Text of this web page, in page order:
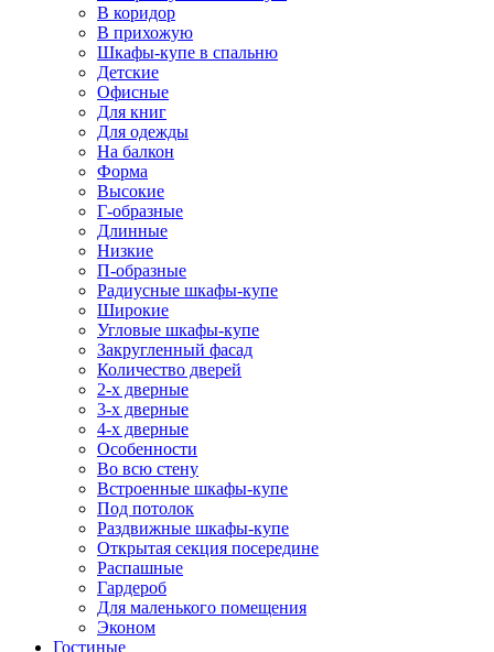
В коридор
В прихожую
Шкафы-купе в спальню
Детские
Офисные
Для книг
Для одежды
На балкон
Форма
Высокие
Г-образные
Длинные
Низкие
П-образные
Радиусные шкафы-купе
Широкие
Угловые шкафы-купе
Закругленный фасад
Количество дверей
2-х дверные
3-х дверные
4-х дверные
Особенности
Во всю стену
Встроенные шкафы-купе
Под потолок
Раздвижные шкафы-купе
Открытая секция посередине
Распашные
Гардероб
Для маленького помещения
Эконом
Гостиные